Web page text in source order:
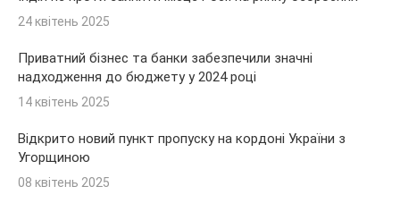
24 квітень 2025
Приватний бізнес та банки забезпечили значні
надходження до бюджету у 2024 році
14 квітень 2025
Відкрито новий пункт пропуску на кордоні України з
Угорщиною
08 квітень 2025